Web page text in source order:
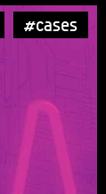
#cases